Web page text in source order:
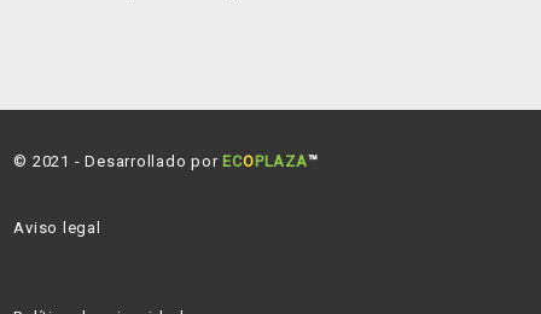
© 2021 - Desarrollado por ECOPLAZA™
Aviso legal